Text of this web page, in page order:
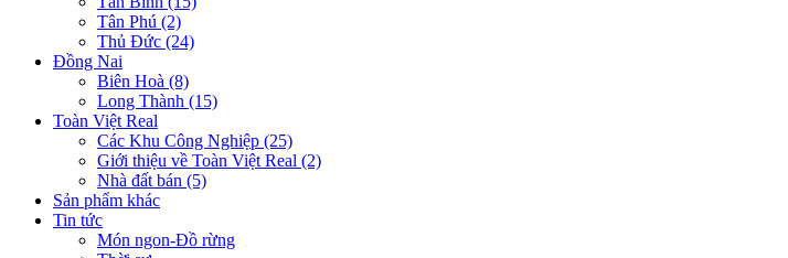
Tân Phú (2)
Thủ Đức (24)
Đồng Nai
Biên Hoà (8)
Long Thành (15)
Toàn Việt Real
Các Khu Công Nghiệp (25)
Giới thiệu về Toàn Việt Real (2)
Nhà đất bán (5)
Sản phẩm khác
Tin tức
Món ngon-Đồ rừng